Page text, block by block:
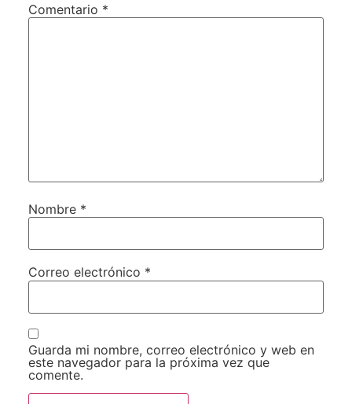
Comentario *
Nombre *
Correo electrónico *
Guarda mi nombre, correo electrónico y web en
este navegador para la próxima vez que
comente.